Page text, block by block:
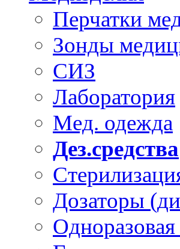
Перчатки
Зонды
СИЗ
Лаборатория
Мед. одежда
Дез.средства
Дозаторы